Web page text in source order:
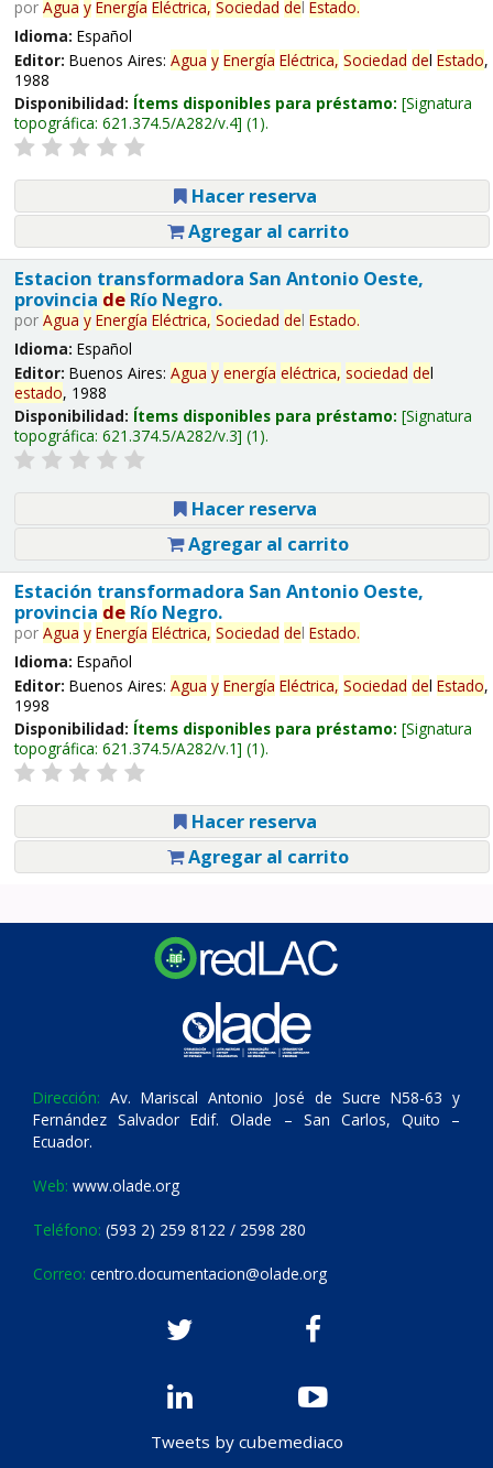
por Agua y Energía Eléctrica, Sociedad del Estado.
Idioma: Español
Editor: Buenos Aires: Agua y Energía Eléctrica, Sociedad del Estado,
1988
Disponibilidad: Ítems disponibles para préstamo: Signatura
topográfica: 621.374.5/A282/v.4 (1).
Hacer reserva
Agregar al carrito
Estacion transformadora San Antonio Oeste,
provincia deRío Negro.
por Agua y Energía Eléctrica, Sociedad del Estado.
Idioma: Español
Editor: Buenos Aires: Agua y energía eléctrica, sociedad del
estado, 1988
Disponibilidad: Ítems disponibles para préstamo: Signatura
topográfica: 621.374.5/A282/v.3 (1).
Hacer reserva
Agregar al carrito
Estación transformadora San Antonio Oeste,
provincia deRío Negro.
por Agua y Energía Eléctrica, Sociedad del Estado.
Idioma: Español
Editor: Buenos Aires: Agua y Energía Eléctrica, Sociedad del Estado,
1998
Disponibilidad: Ítems disponibles para préstamo: Signatura
topográfica: 621.374.5/A282/v.1 (1).
Hacer reserva
Agregar al carrito
Dirección: Av. Mariscal Antonio José de Sucre N58-63 y
Fernández Salvador Edif. Olade – San Carlos, Quito –
Ecuador.
Web: www.olade.org
Teléfono: (593 2) 259 8122 / 2598 280
Correo: centro.documentacion@olade.org
Tweets by cubemediaco